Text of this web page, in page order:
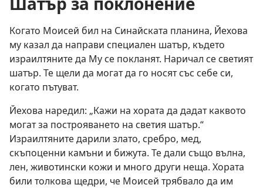
Когато Моисей бил на Синайската планина, Йехова
му казал да направи специален шатър, където
израилтяните да Му се покланят. Наричал се светият
шатър. Те щели да могат да го носят със себе си,
когато пътуват.
Йехова наредил: „Кажи на хората да дадат каквото
могат за построяването на светия шатър.“
Израилтяните дарили злато, сребро, мед,
скъпоценни камъни и бижута. Те дали също вълна,
лен, животински кожи и много други неща. Хората
били толкова щедри, че Моисей трябвало да им